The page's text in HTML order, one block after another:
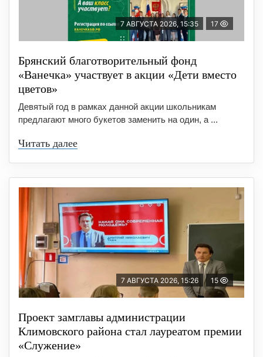
7 АВГУСТА 2026, 15:35 17
Брянский благотворительный фонд
«Ванечка» участвует в акции «Дети вместо
цветов»
Девятый год в рамках данной акции школьникам
предлагают много букетов заменить на один, а ...
Читать далее
7 АВГУСТА 2026, 15:26 15
Проект замглавы администрации
Климовского района стал лауреатом премии
«Служение»